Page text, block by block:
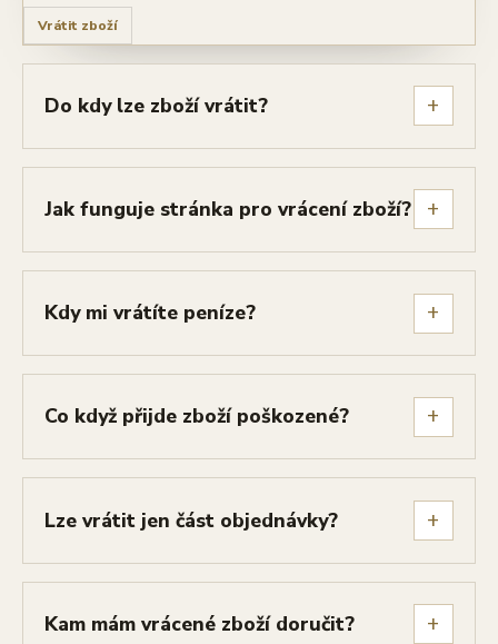
Vrátit zboží
Do kdy lze zboží vrátit? +
Jak funguje stránka pro vrácení zboží? +
Kdy mi vrátíte peníze? +
Co když přijde zboží poškozené? +
Lze vrátit jen část objednávky? +
Kam mám vrácené zboží doručit? +